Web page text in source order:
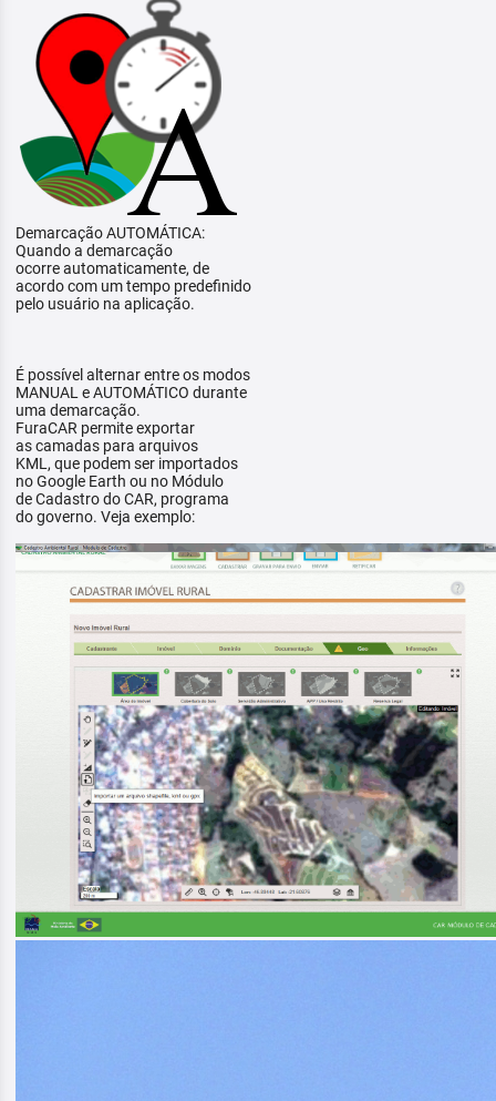
Demarcação AUTOMÁTICA:
Quando a demarcação
ocorre automaticamente, de
acordo com um tempo predefinido
pelo usuário na aplicação.
É possível alternar entre os modos
MANUAL e AUTOMÁTICO durante
uma demarcação.
FuraCAR permite exportar
as camadas para arquivos
KML, que podem ser importados
no Google Earth ou no Módulo
de Cadastro do CAR, programa
do governo. Veja exemplo: